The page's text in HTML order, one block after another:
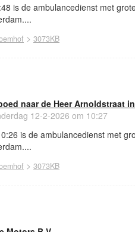
is de ambulancedienst met
> 3073KB
naar de Heer Arnoldstraat
12-2-2026 om 10:27
is de ambulancedienst met
> 3073KB